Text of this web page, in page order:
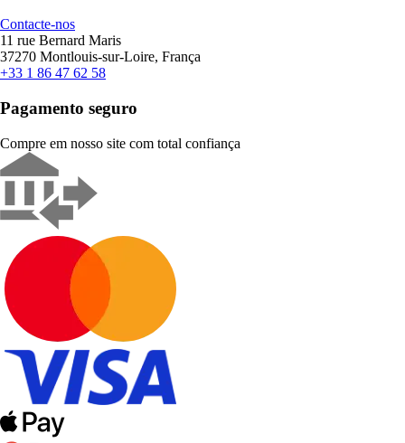
Contacte-nos
11 rue Bernard Maris
37270 Montlouis-sur-Loire, França
+33 1 86 47 62 58
Pagamento seguro
Compre em nosso site com total confiança